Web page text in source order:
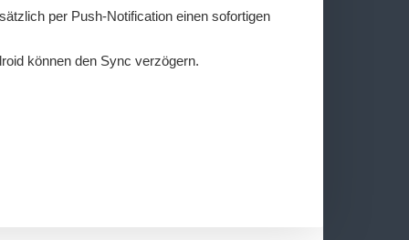
per Push-Notification einen sofortigen
können den Sync verzögern.